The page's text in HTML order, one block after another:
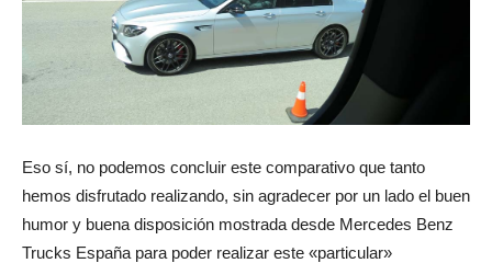
Eso sí, no podemos concluir este comparativo que tanto
hemos disfrutado realizando, sin agradecer por un lado el buen
humor y buena disposición mostrada desde Mercedes Benz
Trucks España para poder realizar este «particular»